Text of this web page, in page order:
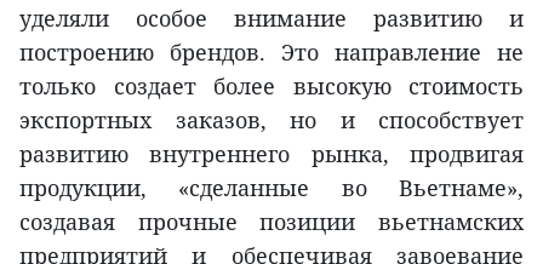
уделяли особое внимание развитию и
построению брендов. Это направление не
только создает более высокую стоимость
экспортных заказов, но и способствует
развитию внутреннего рынка, продвигая
продукции, «сделанные во Вьетнаме»,
создавая прочные позиции вьетнамских
предприятий и обеспечивая завоевание